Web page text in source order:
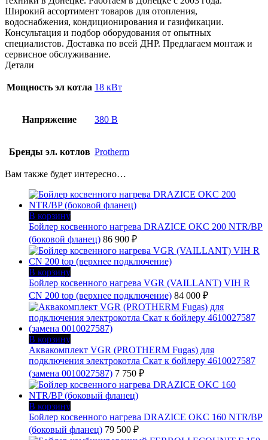
Широкий ассортимент товаров для отопления,
водоснабжения, кондиционирования и газификации.
Консультация и подбор оборудования от опытных
специалистов. Доставка по всей ДНР. Предлагаем монтаж и
сервисное обслуживание.
Детали
Мощность эл котла 18 кВт
Напряжение 380 В
Бренды эл. котлов Protherm
Вам также будет интересно…
В корзину
Бойлер косвенного нагрева DRAZICE OKC 200 NTR/BP
(боковой фланец) 86 900 ₽
В корзину
Бойлер косвенного нагрева VGR (VAILLANT) VIH R
CN 200 top (верхнее подключение) 84 000 ₽
В корзину
Аквакомплект VGR (PROTHERM Fugas) для
подключения электрокотла Скат к бойлеру 4610027587
(замена 0010027587) 7 750 ₽
В корзину
Бойлер косвенного нагрева DRAZICE OKC 160 NTR/BP
(боковый фланец) 79 500 ₽